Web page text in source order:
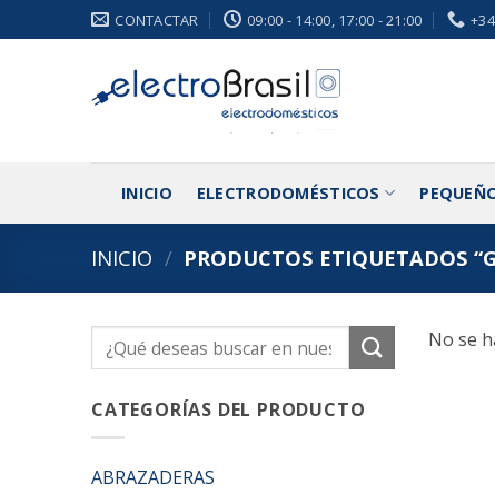
al
CONTACTAR 09:00 - 14:00, 17:00 - 21:00
INICIO ELECTRODOMÉSTICOS
INICIO / PRODUCTOS ETIQUETADOS
Buscar
por:
CATEGORÍAS DEL PRODUCTO
ABRAZADERAS
No se